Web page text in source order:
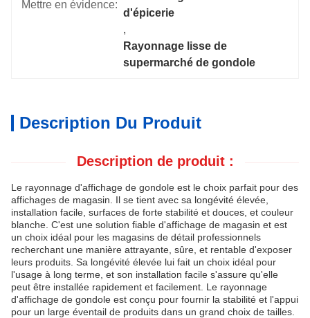
Mettre en évidence:
d'épicerie
,
Rayonnage lisse de
supermarché de gondole
Description Du Produit
Description de produit :
Le rayonnage d'affichage de gondole est le choix parfait pour des
affichages de magasin. Il se tient avec sa longévité élevée,
installation facile, surfaces de forte stabilité et douces, et couleur
blanche. C'est une solution fiable d'affichage de magasin et est
un choix idéal pour les magasins de détail professionnels
recherchant une manière attrayante, sûre, et rentable d'exposer
leurs produits. Sa longévité élevée lui fait un choix idéal pour
l'usage à long terme, et son installation facile s'assure qu'elle
peut être installée rapidement et facilement. Le rayonnage
d'affichage de gondole est conçu pour fournir la stabilité et l'appui
pour un large éventail de produits dans un grand choix de tailles.